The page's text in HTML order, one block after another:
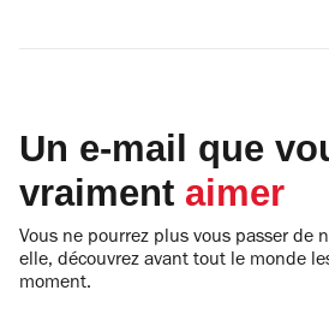
Un e-mail que
vraiment aimer
Vous ne pourrez plus vous passer de
elle, découvrez avant tout le monde
moment.